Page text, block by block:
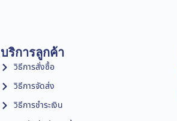
บริการลูกค้า
วิธีการสั่งซื้อ
วิธีการจัดส่ง
วิธีการชำระเงิน